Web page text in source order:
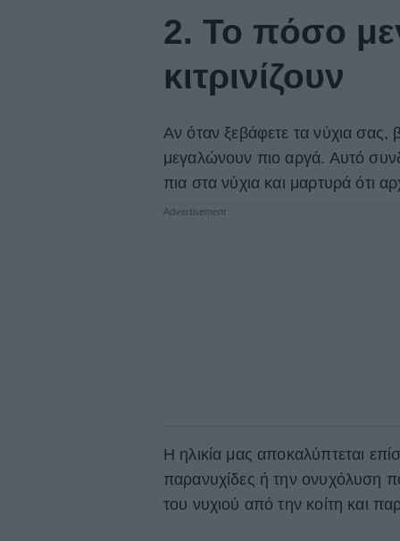
2. Το πόσο
κιτρινίζουν
Αν όταν ξεβάφετε τα νύχια σας,
μεγαλώνουν πιο αργά. Αυτό
πια στα νύχια και μαρτυρά ότι
Η ηλικία μας αποκαλύπτεται
παρανυχίδες ή την ονυχόλυση
του νυχιού από την κοίτη και